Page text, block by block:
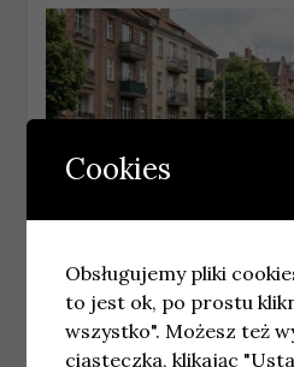
GDAŃSK
Najnowsze
Czwartek 09.07.2026
Cookies
Obsługujemy pliki
to jest ok, po prostu
wszystko". Możesz też
ciasteczka, klikając